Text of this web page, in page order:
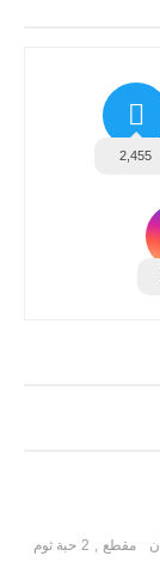
2,455
المقادير بقدونس مفروم, حزمة باذنجان مقطع , 2 حبة ثوم